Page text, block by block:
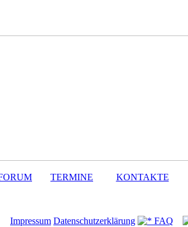
TERMINE KONTAKTE
Impressum Datenschutzerklärung FAQ